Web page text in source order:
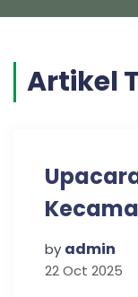
Artikel
by admin
22 Oct 2025